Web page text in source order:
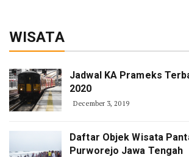
WISATA
Jadwal KA Prameks
2020
December 3, 2019
Daftar Objek Wisata
Purworejo Jawa Tengah